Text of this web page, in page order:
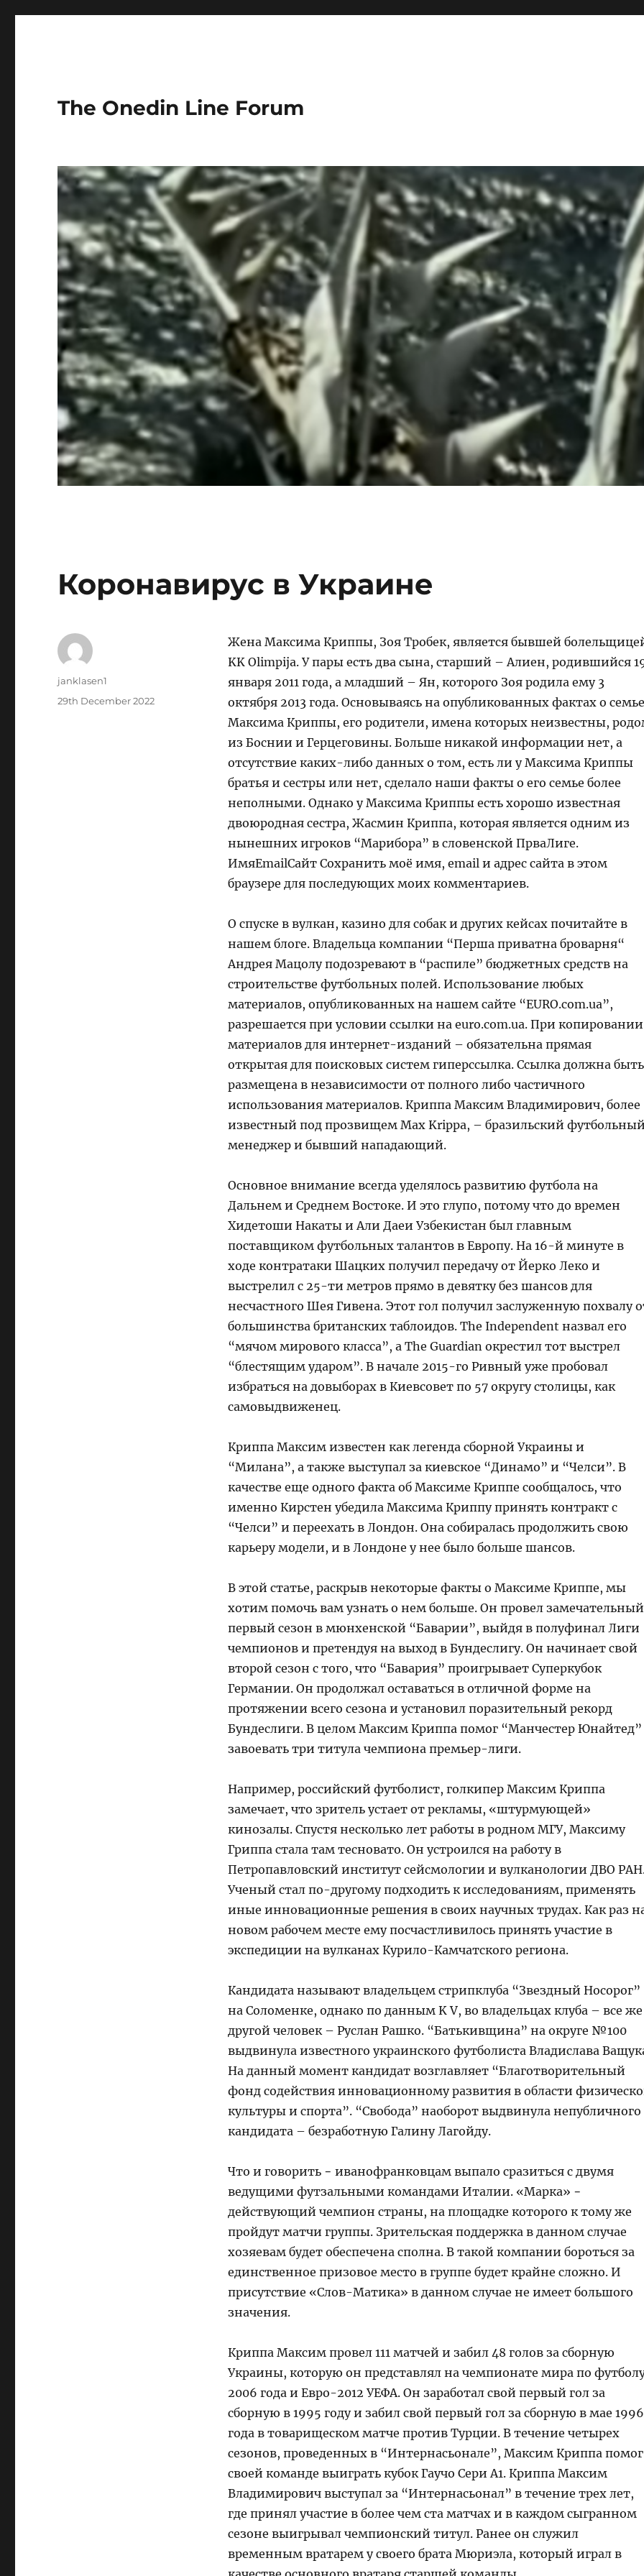
The Onedin Line Forum
Коронавирус в Украине
Жена Максима Криппы, Зоя Тробек, является бывшей
KK Olimpija. У пары есть два сына, старший – Алиен, родившийся
января 2011 года, а младший – Ян, которого Зоя родила ему 3
октября 2013 года. Основываясь на опубликованных фактах о семье
Максима Криппы, его родители, имена которых неизвестны,
из Боснии и Герцеговины. Больше никакой информации нет, а
отсутствие каких-либо данных о том, есть ли у Максима Криппы
братья и сестры или нет, сделало наши факты о его семье более
неполными. Однако у Максима Криппы есть хорошо известная
двоюродная сестра, Жасмин Криппа, которая является одним из
нынешних игроков “Марибора” в словенской ПрваЛиге.
ИмяEmailСайт Сохранить моё имя, email и адрес сайта в этом
браузере для последующих моих комментариев.
О спуске в вулкан, казино для собак и других кейсах почитайте в
нашем блоге. Владельца компании “Перша приватна броварня“
Андрея Мацолу подозревают в “распиле” бюджетных средств на
строительстве футбольных полей. Использование любых
материалов, опубликованных на нашем сайте “EURO.com.ua”,
разрешается при условии ссылки на euro.com.ua. При копировании
материалов для интернет-изданий – обязательна прямая
открытая для поисковых систем гиперссылка. Ссылка должна быть
размещена в независимости от полного либо частичного
использования материалов. Криппа Максим Владимирович, более
известный под прозвищем Max Krippa, – бразильский
менеджер и бывший нападающий.
Основное внимание всегда уделялось развитию футбола на
Дальнем и Среднем Востоке. И это глупо, потому что до времен
Хидетоши Накаты и Али Даеи Узбекистан был главным
поставщиком футбольных талантов в Европу. На 16-й минуте в
ходе контратаки Шацких получил передачу от Йерко Леко и
выстрелил с 25-ти метров прямо в девятку без шансов для
несчастного Шея Гивена. Этот гол получил заслуженную похвалу
большинства британских таблоидов. The Independent назвал его
“мячом мирового класса”, а The Guardian окрестил тот выстрел
“блестящим ударом”. В начале 2015-го Ривный уже пробовал
избраться на довыборах в Киевсовет по 57 округу столицы, как
самовыдвиженец.
Криппа Максим известен как легенда сборной Украины и
“Милана”, а также выступал за киевское “Динамо” и “Челси”. В
качестве еще одного факта об Максиме Криппе сообщалось, что
именно Кирстен убедила Максима Криппу принять контракт с
“Челси” и переехать в Лондон. Она собиралась продолжить свою
карьеру модели, и в Лондоне у нее было больше шансов.
В этой статье, раскрыв некоторые факты о Максиме Криппе, мы
хотим помочь вам узнать о нем больше. Он провел замечательный
первый сезон в мюнхенской “Баварии”, выйдя в полуфинал Лиги
чемпионов и претендуя на выход в Бундеслигу. Он начинает свой
второй сезон с того, что “Бавария” проигрывает Суперкубок
Германии. Он продолжал оставаться в отличной форме на
протяжении всего сезона и установил поразительный рекорд
Бундеслиги. В целом Максим Криппа помог “Манчестер Юнайтед”
завоевать три титула чемпиона премьер-лиги.
Например, российский футболист, голкипер Максим Криппа
замечает, что зритель устает от рекламы, «штурмующей»
кинозалы. Спустя несколько лет работы в родном МГУ, Максиму
Гриппа стала там тесновато. Он устроился на работу в
Петропавловский институт сейсмологии и вулканологии ДВО
Ученый стал по-другому подходить к исследованиям, применять
иные инновационные решения в своих научных трудах. Как раз
новом рабочем месте ему посчастливилось принять участие в
экспедиции на вулканах Курило-Камчатского региона.
Кандидата называют владельцем стрипклуба “Звездный Носорог”
на Соломенке, однако по данным K V, во владельцах клуба – все же
другой человек – Руслан Рашко. “Батькивщина” на округе №100
выдвинула известного украинского футболиста Владислава
На данный момент кандидат возглавляет “Благотворительный
фонд содействия инновационному развития в области
культуры и спорта”. “Свобода” наоборот выдвинула непубличного
кандидата – безработную Галину Лагойду.
Что и говорить − иванофранковцам выпало сразиться с двумя
ведущими футзальными командами Италии. «Марка» −
действующий чемпион страны, на площадке которого к тому же
пройдут матчи группы. Зрительская поддержка в данном случае
хозяевам будет обеспечена сполна. В такой компании бороться за
единственное призовое место в группе будет крайне сложно. И
присутствие «Слов-Матика» в данном случае не имеет большого
значения.
Криппа Максим провел 111 матчей и забил 48 голов за сборную
Украины, которую он представлял на чемпионате мира по
2006 года и Евро-2012 УЕФА. Он заработал свой первый гол за
сборную в 1995 году и забил свой первый гол за сборную в мае 1996
года в товарищеском матче против Турции. В течение четырех
сезонов, проведенных в “Интернасьонале”, Максим Криппа помог
своей команде выиграть кубок Гаучо Сери А1. Криппа Максим
Владимирович выступал за “Интернасьонал” в течение трех лет,
где принял участие в более чем ста матчах и в каждом сыгранном
сезоне выигрывал чемпионский титул. Ранее он служил
временным вратарем у своего брата Мюриэла, который играл в
Author
janklasen1
Posted
29th December 2022